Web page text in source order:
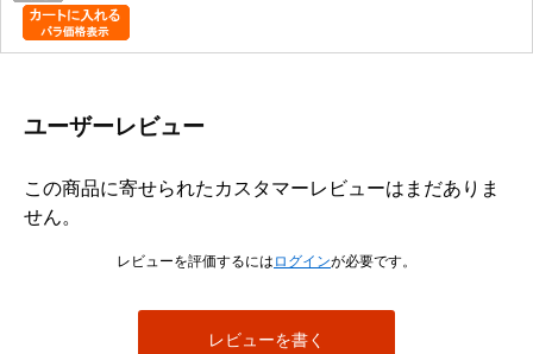
ユーザーレビュー
この商品に寄せられたカスタマーレビューはまだありま
せん。
レビューを評価するには ログインが必要です。
レビューを書く